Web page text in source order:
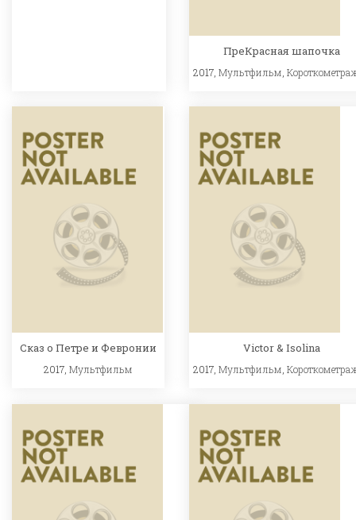
ПреКрасная шапочка
2017,Мультфильм ,
Сказ о Петре и Февронии
2017, Мультфильм
Victor & Isolina
2017,Мультфильм,